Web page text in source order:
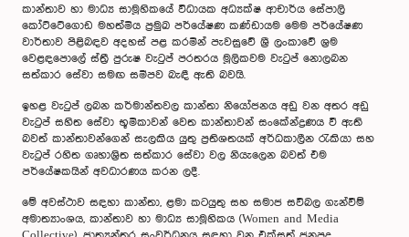
කාන්තාව හා මාධ්‍ය සාමූහිකයේ විධායක අධ්‍යක්ෂ ආචාර්ය සේපාලි
කෝට්ටේගොඩ මහත්මිය ප්‍රමුඛ පර්යේෂණ කණ්ඩායම මෙම පර්යේෂණ
වාර්තාව පිළිබඳව අදහස් පළ කරමින් පැවසුවේ ශ්‍රී ලංකාවේ ශ්‍රම
වෙළඳපොලේ ස්ත්‍රී පුරුෂ වැටුප් පරතරය මූලිකවම වැටුප් නොලබන
සත්කාර සේවා සමඟ සමීපව බැඳී ඇති බවයි.
ඉහළ වැටුප් ලබන කර්මාන්තවල කාන්තා නියෝජනය අඩු වන අතර අඩු
වැටුප් සහිත සේවා භූමිකාවන් වෙත කාන්තාවන් සංකේන්ද්‍රණය වී ඇති
බවත් කාන්තාවන්ගෙන් සැලකිය යුතු ප්‍රතිශතයක් අර්ධකාලීන රැකියා සහ
වැටුප් රහිත ගෘහාශ්‍රිත සත්කාර සේවා වල නියැලෙන බවත් එම
පර්යේෂකයින් අවධාරණය කරන ලදී.
මේ අවස්ථාව සඳහා කාන්තා, ළමා කටයුතු සහ සමාජ සවිබල ගැන්වීම්
අමාත්‍යාංශය, කාන්තාව හා මාධ්‍ය සාමූහිකය (Women and Media